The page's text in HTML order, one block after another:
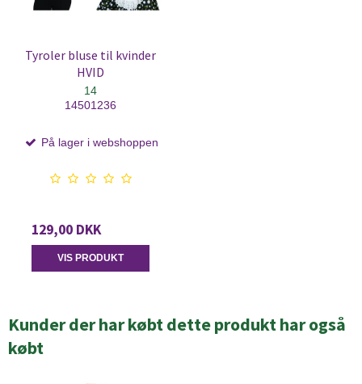
Tyroler bluse til kvinder
HVID
14
14501236
På lager i webshoppen
129,00 DKK
VIS PRODUKT
Kunder der har købt dette produkt har også
købt